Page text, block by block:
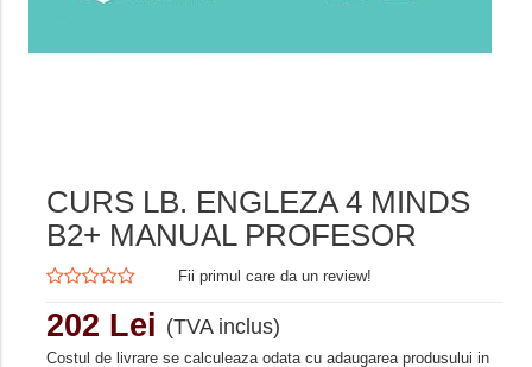
CURS LB. ENGLEZA 4 MINDS
B2+ MANUAL PROFESOR
Fii primul care da un review!
202 Lei (TVA inclus)
Costul de livrare se calculeaza odata cu adaugarea produsului in